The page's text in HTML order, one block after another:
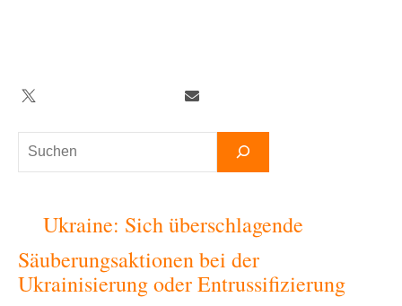
Suchen
Twitter TelegramNewsletter
Ukraine: Sich überschlagende
Säuberungsaktionen bei der
Ukrainisierung oder Entrussifizierung